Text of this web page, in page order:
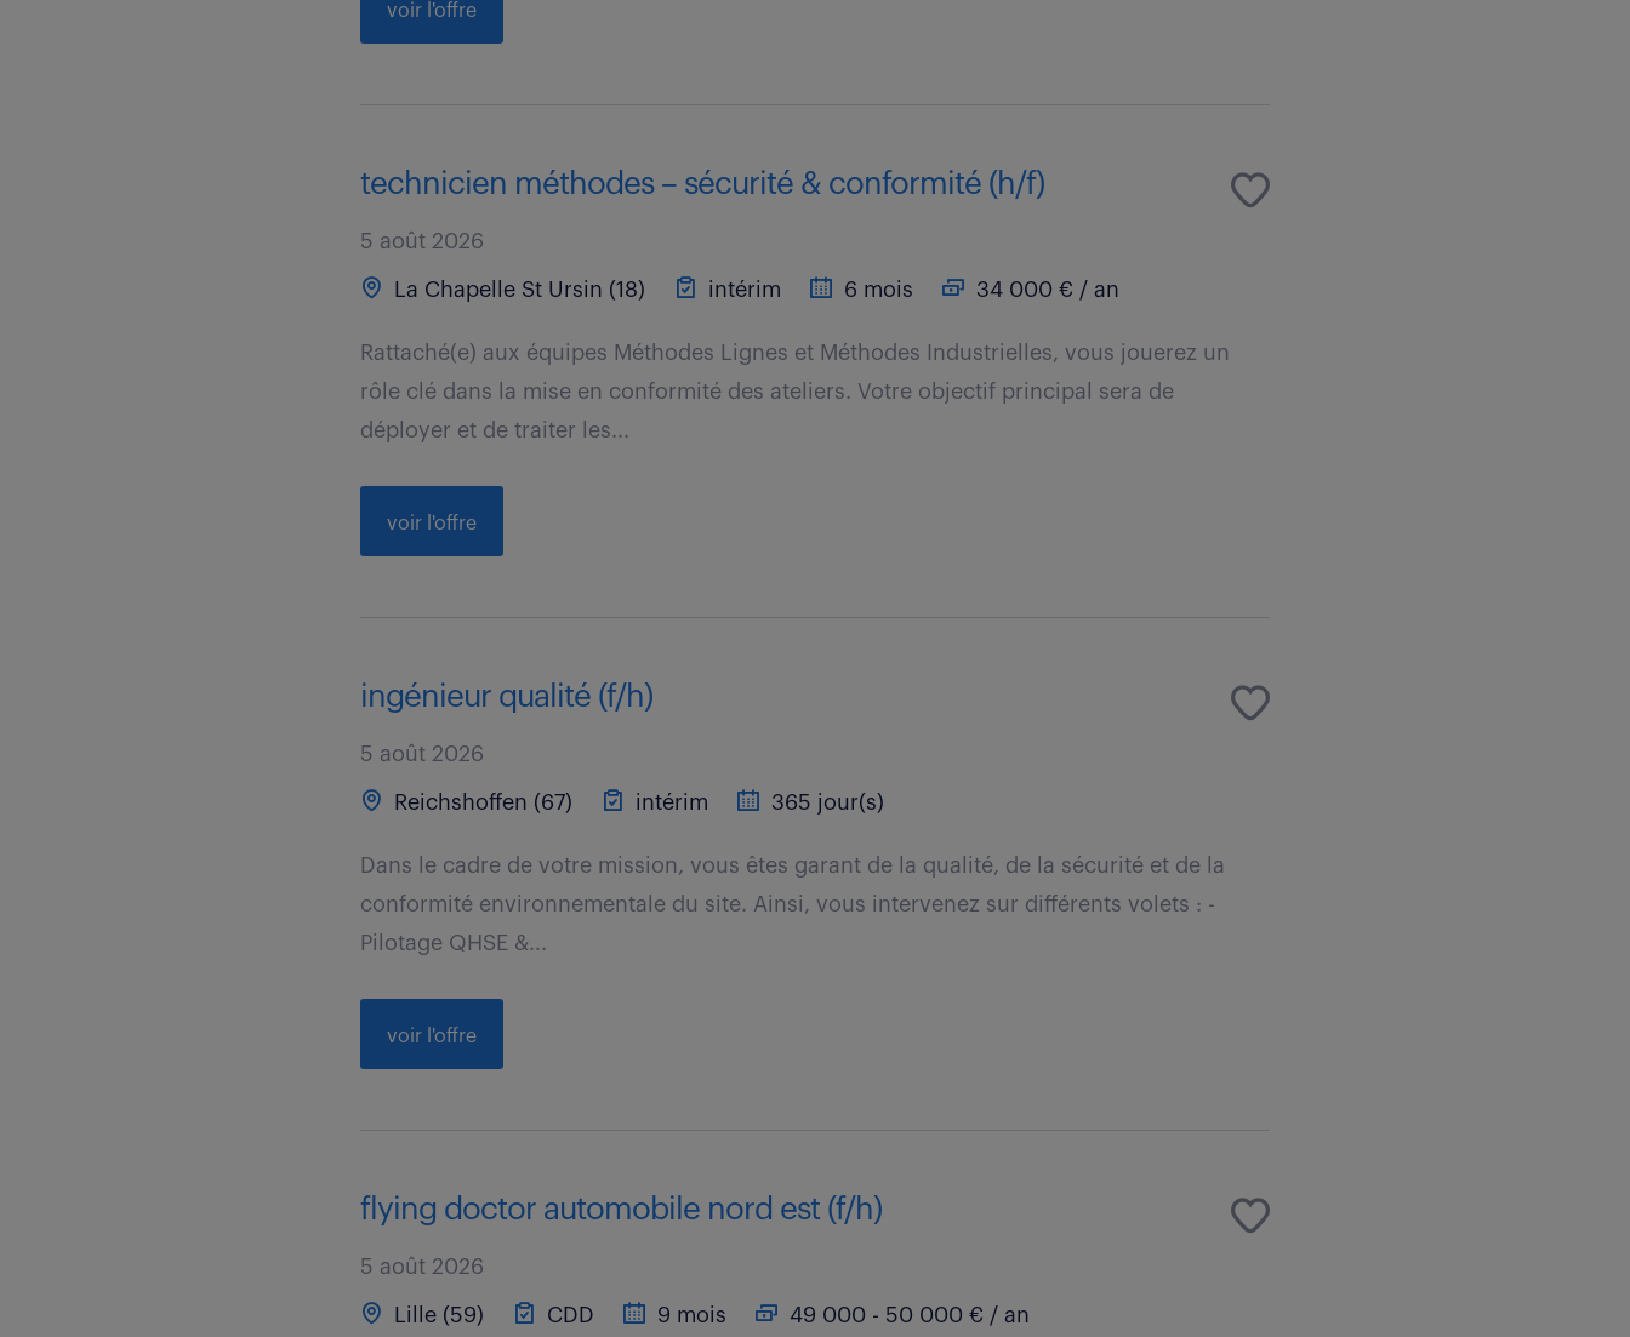
voir l'offre
technicien méthodes – sécurité & conformité (h/f)
5 août 2026
La Chapelle St Ursin (18) intérim 6 mois 34 000 € / an
Rattaché(e) aux équipes Méthodes Lignes et Méthodes Industrielles, vous jouerez un
rôle clé dans la mise en conformité des ateliers. Votre objectif principal sera de
déployer et de traiter les...
voir l'offre
ingénieur qualité (f/h)
5 août 2026
Reichshoffen (67) intérim 365 jour(s)
Dans le cadre de votre mission, vous êtes garant de la qualité, de la sécurité et de la
conformité environnementale du site. Ainsi, vous intervenez sur différents volets : -
Pilotage QHSE &...
voir l'offre
flying doctor automobile nord est (f/h)
5 août 2026
Lille (59) CDD 9 mois 49 000 - 50 000 € / an